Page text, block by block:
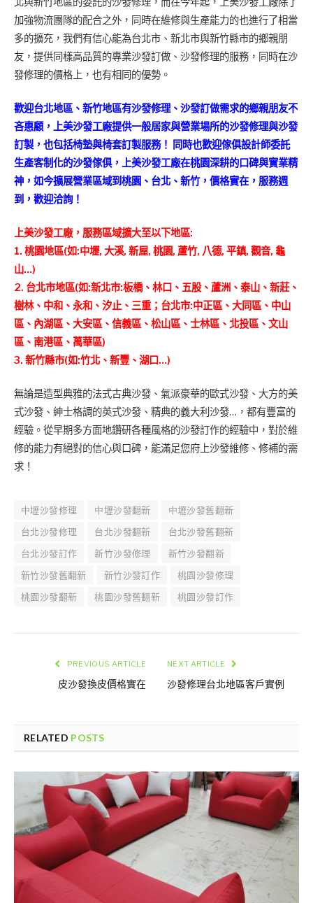
加強物流團隊的配合之外，同時在維修與生產能力的也進行了相當
多的擴充，我們有信心能為台北市、新北市與新竹縣市的鄉親朋
友，提供同樣高品質的專業沙發訂做、沙發修理的服務，同時在沙
發修理的價格上，也有相同的優勢。
歡迎台北地區、新竹地區有沙發修理、沙發訂做需求的鄉親朋友不
吝惠顧，上美沙發工廠提供一般居家與營業場所的沙發修理與沙發
訂製，也包括椅墊與椅套訂製服務！ 同時也歡迎傢俱設計師委託
生產客制化的沙發傢俱，上美沙發工廠在桃園深耕的口碑與實業精
神，如今擴展營業區域到桃園、台北、新竹，價格實在，服務週
到，歡迎洽詢！
上美沙發工廠，服務區域擴大至以下地區:
1. 桃園地區(如:中壢, 大溪, 新屋, 桃園, 蘆竹, 八德, 平鎮, 觀音, 龜
山…)
2. 台北市地區(如:新北市:板橋、林口、五股、蘆洲、泰山、新莊、
樹林、中和、永和、汐止、三重；台北市:中正區、大同區、中山
區、內湖區、大安區、信義區、松山區、士林區、北投區、文山
區、南港區、萬華區)
3. 新竹縣市(如:竹北、新豐、湖口…)
無論是造型典雅的法式古典沙發、氣派豪華的歐式沙發、大方的美
式沙發、紳士格調的英式沙發、精典的義大利沙發…，都有豐富的
經驗。從早期多方面地鑽研各種風格的沙發訂作的經驗中，對於維
修的能力有絕對的信心與口碑，能滿足您府上沙發維修、修補的需
求！
中壢沙發修理 中壢沙發翻新
中壢沙發舊翻新
台北沙發修理
台北沙發翻新
台北沙發舊翻新
台北沙發訂作
新竹沙發修理
新竹沙發翻新
新竹沙發舊翻新
新竹沙發訂作
桃園沙發修理
桃園沙發翻新
桃園沙發舊翻新 桃園沙發訂作
PREVIOUS ARTICLE
皮沙發換皮價格實在
NEXT ARTICLE
沙發修理台北地區客戶實例
RELATED POSTS